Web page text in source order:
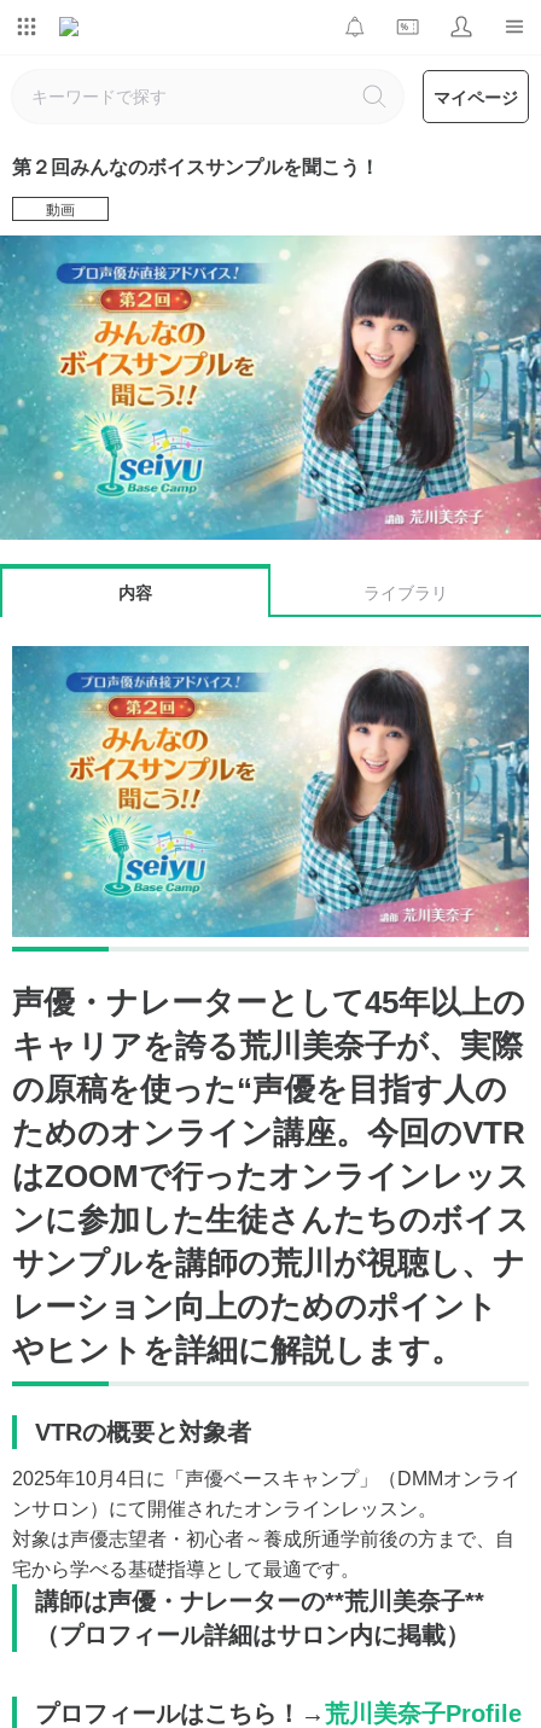
マイページ
第２回みんなのボイスサンプルを聞こう！
動画
内容 ライブラリ
声優・ナレーターとして45年以上の
キャリアを誇る荒川美奈子が、実際
の原稿を使った“声優を目指す人の
ためのオンライン講座。今回のVTR
はZOOMで行ったオンラインレッス
ンに参加した生徒さんたちのボイス
サンプルを講師の荒川が視聴し、ナ
レーション向上のためのポイント
やヒントを詳細に解説します。
VTRの概要と対象者
2025年10月4日に「声優ベースキャンプ」（DMMオンライ
ンサロン）にて開催されたオンラインレッスン。
対象は声優志望者・初心者～養成所通学前後の方まで、自
宅から学べる基礎指導として最適です。
講師は声優・ナレーターの**荒川美奈子**
（プロフィール詳細はサロン内に掲載）
プロフィールはこちら！→荒川美奈子Profile